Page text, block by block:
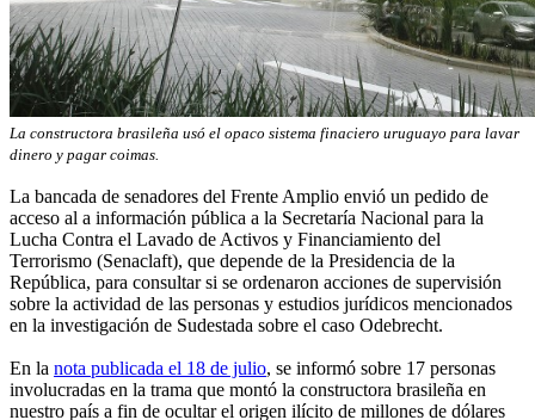
La constructora brasileña usó el opaco sistema finaciero uruguayo para lavar
dinero y pagar coimas.
La bancada de senadores del Frente Amplio envió un pedido de
acceso al a información pública a la Secretaría Nacional para la
Lucha Contra el Lavado de Activos y Financiamiento del
Terrorismo (Senaclaft), que depende de la Presidencia de la
República, para consultar si se ordenaron acciones de supervisión
sobre la actividad de las personas y estudios jurídicos mencionados
en la investigación de Sudestada sobre el caso Odebrecht.
En la nota publicada el 18 de julio, se informó sobre 17 personas
involucradas en la trama que montó la constructora brasileña en
nuestro país a fin de ocultar el origen ilícito de millones de dólares